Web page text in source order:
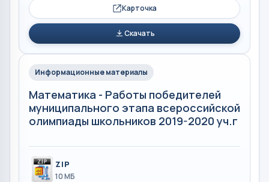
Карточка
Скачать
Информационные материалы
Математика - Работы победителей
муниципального этапа всероссийской
олимпиады школьников 2019-2020 уч.г
ZIP
10 МБ